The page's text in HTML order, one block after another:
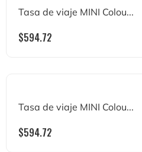
Tasa de viaje MINI Colou...
$594.72
Tasa de viaje MINI Colou...
$594.72